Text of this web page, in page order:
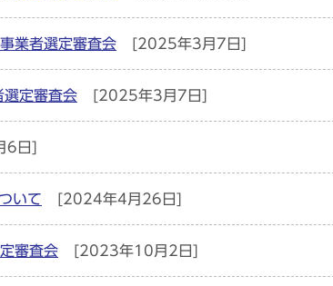
業者選定審査会 [2025年3月7日]
定審査会 [2025年3月7日]
6日]
いて [2024年4月26日]
審査会 [2023年10月2日]